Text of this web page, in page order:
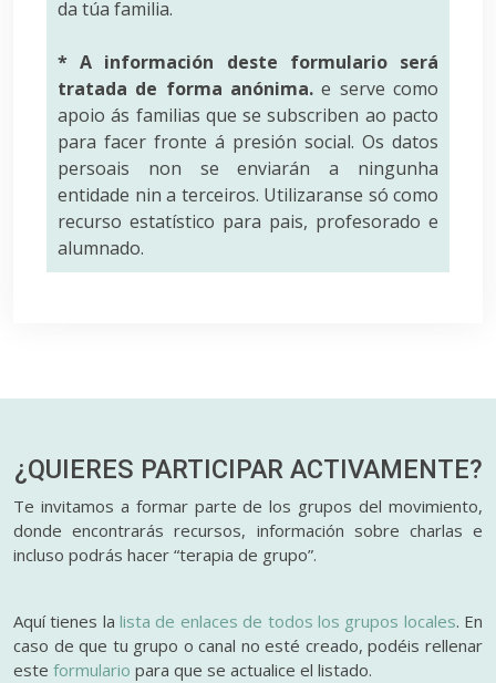
da túa familia.
* A información deste formulario será
tratada de forma anónima. e serve como
apoio ás familias que se subscriben ao pacto
para facer fronte á presión social. Os datos
persoais non se enviarán a ningunha
entidade nin a terceiros. Utilizaranse só como
recurso estatístico para pais, profesorado e
alumnado.
¿QUIERES PARTICIPAR ACTIVAMENTE?
Te invitamos a formar parte de los grupos del movimiento,
donde encontrarás recursos, información sobre charlas e
incluso podrás hacer “terapia de grupo”.
Aquí tienes lalista de enlaces de todos los grupos locales. En
caso de que tu grupo o canal no esté creado, podéis rellenar
este formulario para que se actualice el listado.